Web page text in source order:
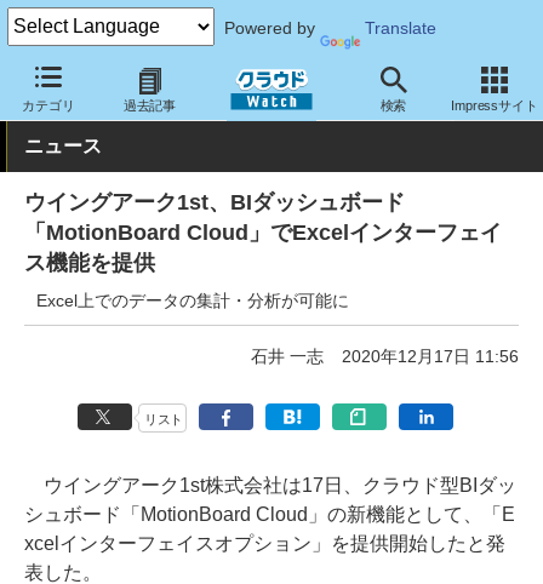
Powered by Translate
カテゴリ 過去記事 検索 Impressサイト
クラウド Watch サービス・ソフト サービス 分析
ニュース
ウイングアーク1st、BIダッシュボード
「MotionBoard Cloud」でExcelインターフェイ
ス機能を提供
Excel上でのデータの集計・分析が可能に
石井 一志 2020年12月17日 11:56
リスト
ウイングアーク1st株式会社は17日、クラウド型BIダッ
シュボード「MotionBoard Cloud」の新機能として、「E
xcelインターフェイスオプション」を提供開始したと発
表した。